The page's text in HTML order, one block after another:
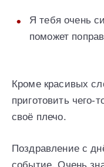
Я тебя очень
поможет
Кроме красивых
приготовить чего-
своё плечо.
Поздравление с